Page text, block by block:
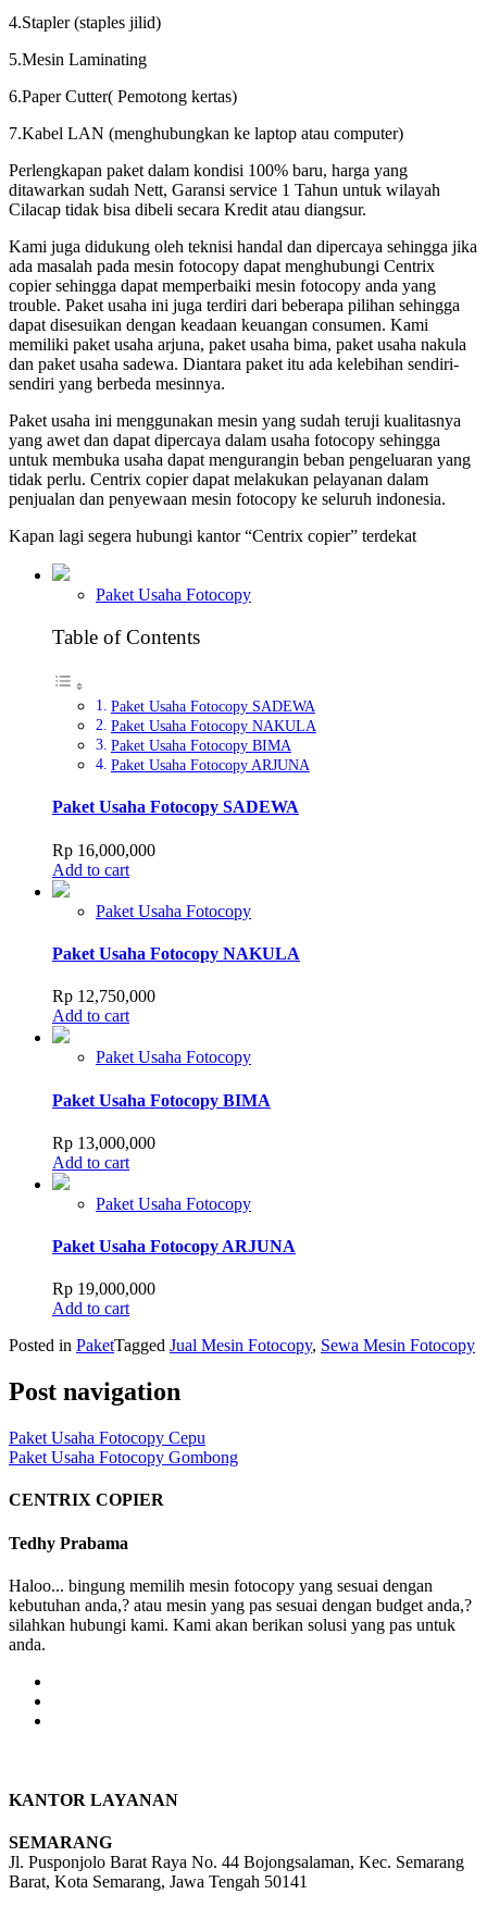
4.Stapler (staples jilid)
5.Mesin Laminating
6.Paper Cutter( Pemotong kertas)
7.Kabel LAN (menghubungkan ke laptop atau computer)
Perlengkapan paket dalam kondisi 100% baru, harga yang
ditawarkan sudah Nett, Garansi service 1 Tahun untuk wilayah
Cilacap tidak bisa dibeli secara Kredit atau diangsur.
Kami juga didukung oleh teknisi handal dan dipercaya sehingga jika
ada masalah pada mesin fotocopy dapat menghubungi Centrix
copier sehingga dapat memperbaiki mesin fotocopy anda yang
trouble. Paket usaha ini juga terdiri dari beberapa pilihan sehingga
dapat disesuikan dengan keadaan keuangan consumen. Kami
memiliki paket usaha arjuna, paket usaha bima, paket usaha nakula
dan paket usaha sadewa. Diantara paket itu ada kelebihan sendiri-
sendiri yang berbeda mesinnya.
Paket usaha ini menggunakan mesin yang sudah teruji kualitasnya
yang awet dan dapat dipercaya dalam usaha fotocopy sehingga
untuk membuka usaha dapat mengurangin beban pengeluaran yang
tidak perlu. Centrix copier dapat melakukan pelayanan dalam
penjualan dan penyewaan mesin fotocopy ke seluruh indonesia.
Kapan lagi segera hubungi kantor “Centrix copier” terdekat
Paket Usaha Fotocopy
Table of Contents
Paket Usaha Fotocopy SADEWA
Paket Usaha Fotocopy NAKULA
Paket Usaha Fotocopy BIMA
Paket Usaha Fotocopy ARJUNA
Paket Usaha Fotocopy SADEWA
Rp 16,000,000
Add to cart
Paket Usaha Fotocopy
Paket Usaha Fotocopy NAKULA
Rp 12,750,000
Add to cart
Paket Usaha Fotocopy
Paket Usaha Fotocopy BIMA
Rp 13,000,000
Add to cart
Paket Usaha Fotocopy
Paket Usaha Fotocopy ARJUNA
Rp 19,000,000
Add to cart
Posted in PaketTagged Jual Mesin Fotocopy, Sewa Mesin Fotocopy
Post navigation
Paket Usaha Fotocopy Cepu
Paket Usaha Fotocopy Gombong
CENTRIX COPIER
Tedhy Prabama
Haloo... bingung memilih mesin fotocopy yang sesuai dengan
kebutuhan anda,? atau mesin yang pas sesuai dengan budget anda,?
silahkan hubungi kami. Kami akan berikan solusi yang pas untuk
anda.
KANTOR LAYANAN
SEMARANG
Jl. Pusponjolo Barat Raya No. 44 Bojongsalaman, Kec. Semarang
Barat, Kota Semarang, Jawa Tengah 50141